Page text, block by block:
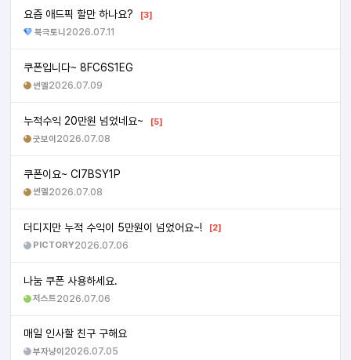
요즘 애드픽 할만 하나요?
[3]
북극토니2026.07.11
쿠폰입니다~ 8FC6S1EG
썬멜2026.07.09
누적수익 20만원 넘었네요~
[5]
굿보이2026.07.08
쿠폰이요~ CI7BSY1P
썬멜2026.07.08
더디지만 누적 수익이 5만원이 넘었어요~!
[2]
PICTORY2026.07.06
나눔 쿠폰 사용하세요.
저스트2026.07.06
매일 인사할 친구 구해요
부자냥이2026.07.05